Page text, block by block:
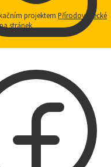
projektem Přírodovědecké
stránek